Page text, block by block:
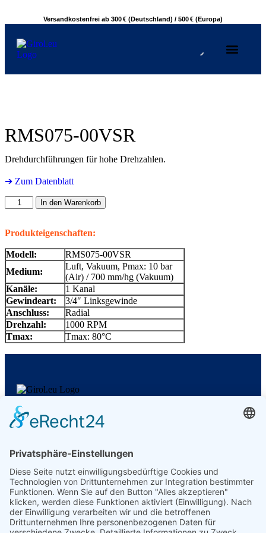
Versandkostenfrei ab 300 € (Deutschland) / 500 € (Europa)
RMS075-00VSR
Drehdurchführungen für hohe Drehzahlen.
➔ Zum Datenblatt
In den Warenkorb
Produkteigenschaften:
Modell:
RMS075-00VSR
Medium:
Luft, Vakuum, Pmax: 10 bar
(Air) / 700 mm/hg (Vakuum)
Kanäle:
1 Kanal
Gewindeart:
3/4″ Linksgewinde
Anschluss:
Radial
Drehzahl:
1000 RPM
Tmax:
Tmax: 80°C
GIROL Germany
58840 Plettenberg
Ust.-ID: DE370009775
Kontakt
Tel.: +49 (0) 160 – 500 72 99